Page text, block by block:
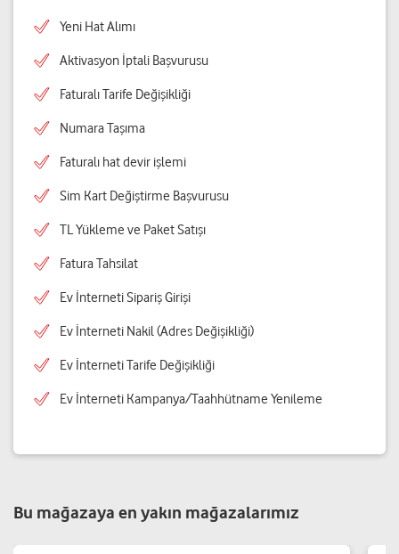
Yeni Hat Alımı
Aktivasyon İptali Başvurusu
Faturalı Tarife Değişikliği
Numara Taşıma
Faturalı hat devir işlemi
Sim Kart Değiştirme Başvurusu
TL Yükleme ve Paket Satışı
Fatura Tahsilat
Ev İnterneti Sipariş Girişi
Ev İnterneti Nakil (Adres Değişikliği)
Ev İnterneti Tarife Değişikliği
Ev İnterneti Kampanya/Taahhütname Yenileme
Bu mağazaya en yakın mağazalarımız